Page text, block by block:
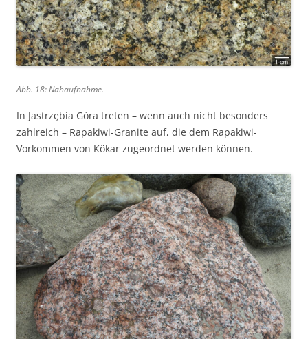
Abb. 18: Nahaufnahme.
In Jastrzębia Góra treten – wenn auch nicht besonders
zahlreich – Rapakiwi-Granite auf, die dem Rapakiwi-
Vorkommen von Kökar zugeordnet werden können.